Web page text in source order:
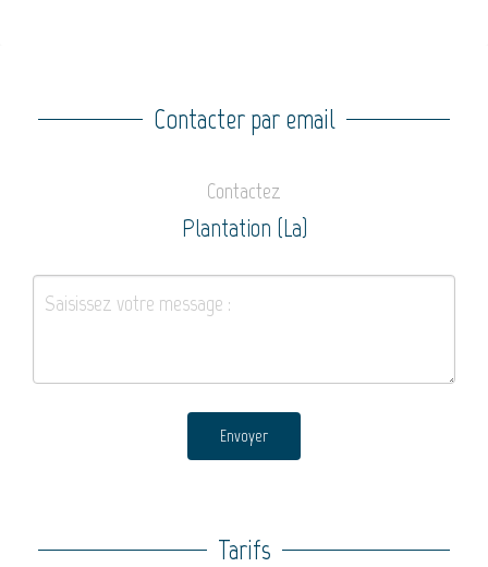
Contacter par email
Contactez
Plantation (La)
Envoyer
Tarifs